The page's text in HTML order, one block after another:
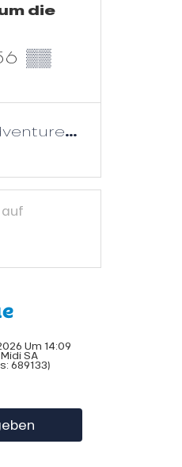
die
▒▒
www.organicadventurepark.ch
auf
Um 14:09
SA
689133)